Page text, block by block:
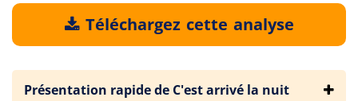
Téléchargez cette analyse
Présentation rapide de C'est arrivé la nuit